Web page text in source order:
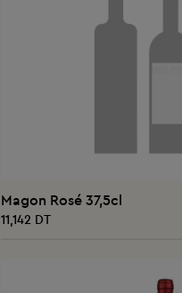
Magon Rosé 37,5cl
11,142 DT